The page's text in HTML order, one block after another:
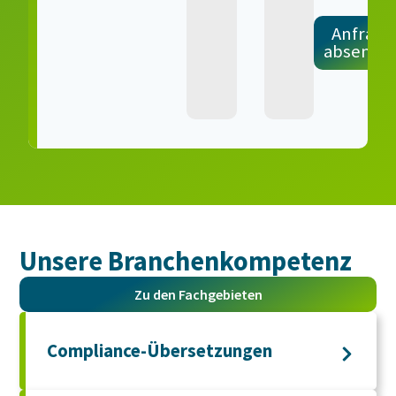
Anfrage
Unsere Branchen­kompetenz
Zu den Fachgebieten
Compliance-Übersetzungen